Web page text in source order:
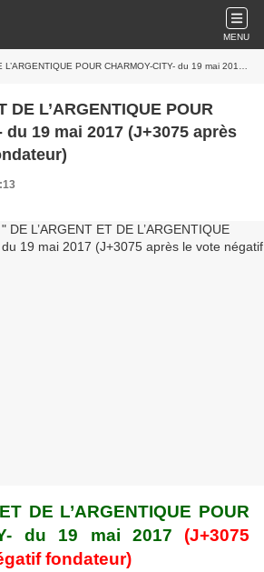
MENU
POUR CHARMOY-CITY- du 19 mai 2017 (J+3075 après le vote négatif fondateur)
DE L’ARGENTIQUE POUR
du 19 mai 2017 (J+3075 après
DE L’ARGENTIQUE POUR
du 19 mai 2017
(J+3075
fondateur)